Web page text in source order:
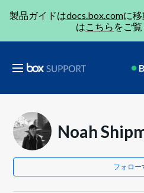
製品ガイドはdocs.box.comに
はこちら をご覧
Noah
フォロー